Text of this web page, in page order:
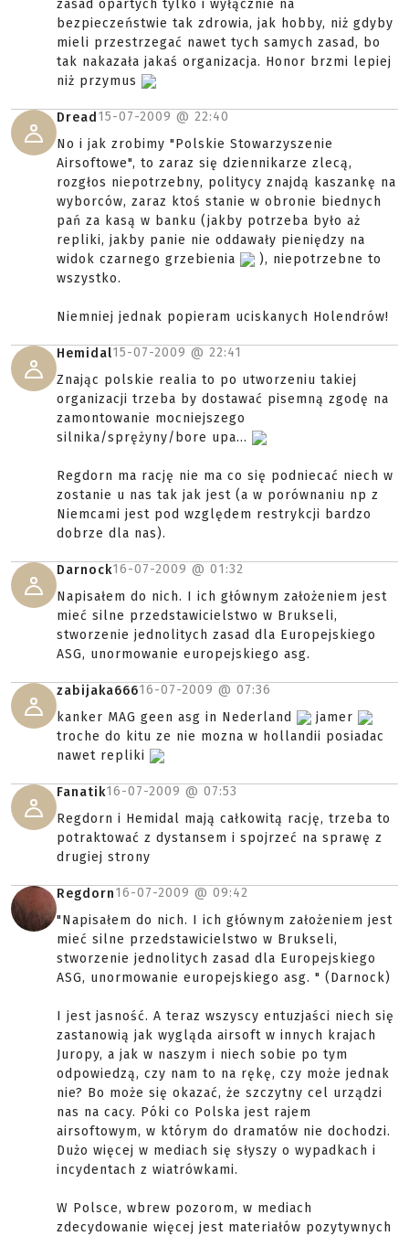
zasad opartych tylko i wyłącznie na
bezpieczeństwie tak zdrowia, jak hobby, niż gdyby
mieli przestrzegać nawet tych samych zasad, bo
tak nakazała jakaś organizacja. Honor brzmi lepiej
niż przymus
Dread 15-07-2009 @ 22:40
No i jak zrobimy "Polskie Stowarzyszenie
Airsoftowe", to zaraz się dziennikarze zlecą,
rozgłos niepotrzebny, politycy znajdą kaszankę na
wyborców, zaraz ktoś stanie w obronie biednych
pań za kasą w banku (jakby potrzeba było aż
repliki, jakby panie nie oddawały pieniędzy na
widok czarnego grzebienia
), niepotrzebne to
wszystko.
Niemniej jednak popieram uciskanych Holendrów!
Hemidal15-07-2009 @ 22:41
Znając polskie realia to po utworzeniu takiej
organizacji trzeba by dostawać pisemną zgodę na
zamontowanie mocniejszego
silnika/sprężyny/bore upa...
Regdorn ma rację nie ma co się podniecać niech w
zostanie u nas tak jak jest (a w porównaniu np z
Niemcami jest pod względem restrykcji bardzo
dobrze dla nas).
Darnock16-07-2009 @ 01:32
Napisałem do nich. I ich głównym założeniem jest
mieć silne przedstawicielstwo w Brukseli,
stworzenie jednolitych zasad dla Europejskiego
ASG, unormowanie europejskiego asg.
zabijaka66616-07-2009 @ 07:36
kanker MAG geen asg in Nederland
jamer
troche do kitu ze nie mozna w hollandii posiadac
nawet repliki
Fanatik16-07-2009 @ 07:53
Regdorn i Hemidal mają całkowitą rację, trzeba to
potraktować z dystansem i spojrzeć na sprawę z
drugiej strony
Regdorn16-07-2009 @ 09:42
"Napisałem do nich. I ich głównym założeniem jest
mieć silne przedstawicielstwo w Brukseli,
stworzenie jednolitych zasad dla Europejskiego
ASG, unormowanie europejskiego asg. " (Darnock)
I jest jasność. A teraz wszyscy entuzjaści niech się
zastanowią jak wygląda airsoft w innych krajach
Juropy, a jak w naszym i niech sobie po tym
odpowiedzą, czy nam to na rękę, czy może jednak
nie? Bo może się okazać, że szczytny cel urządzi
nas na cacy. Póki co Polska jest rajem
airsoftowym, w którym do dramatów nie dochodzi.
Dużo więcej w mediach się słyszy o wypadkach i
incydentach z wiatrówkami.
W Polsce, wbrew pozorom, w mediach
zdecydowanie więcej jest materiałów pozytywnych